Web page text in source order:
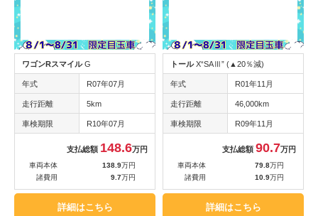
ワゴンRスマイルG
年式 R07年07月
走行距離 5km
車検期限 R10年07月
支払総額 148.6万円
車両本体 138.9万円
諸費用
9.7万円
詳細はこちら
トールX“SAⅢ” (▲20％減)
年式 R01年11月
走行距離 46,000km
車検期限 R09年11月
支払総額 90.7万円
車両本体 79.8万円
諸費用
10.9万円
詳細はこちら